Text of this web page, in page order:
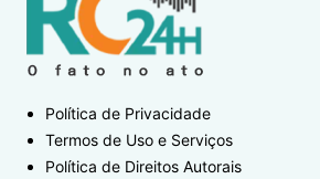
Política de Privacidade
Termos de Uso e Serviços
Política de Direitos Autorais